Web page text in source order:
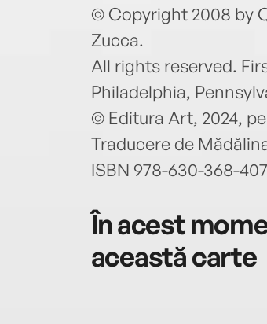
© Copyright 2008 by
Zucca.
All rights reserved.
Philadelphia,
© Editura Art, 2024,
Traducere de
ISBN 978-630-368-
În acest
această carte